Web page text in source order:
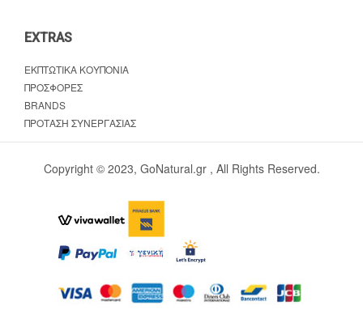
EXTRAS
ΕΚΠΤΩΤΙΚΆ ΚΟΥΠΌΝΙΑ
ΠΡΟΣΦΟΡΈΣ
BRANDS
ΠΡΌΤΑΣΗ ΣΥΝΕΡΓΑΣΊΑΣ
Copyright © 2023, GoNatural.gr , All Rights Reserved.